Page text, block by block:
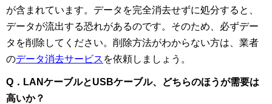
が含まれています。データを完全消去せずに処分すると、
データが流出する恐れがあるのです。そのため、必ずデー
タを削除してください。削除方法がわからない方は、業者
のデータ消去サービス を依頼しましょう。
Q．LANケーブルとUSBケーブル、どちらのほうが需要は
高いか？